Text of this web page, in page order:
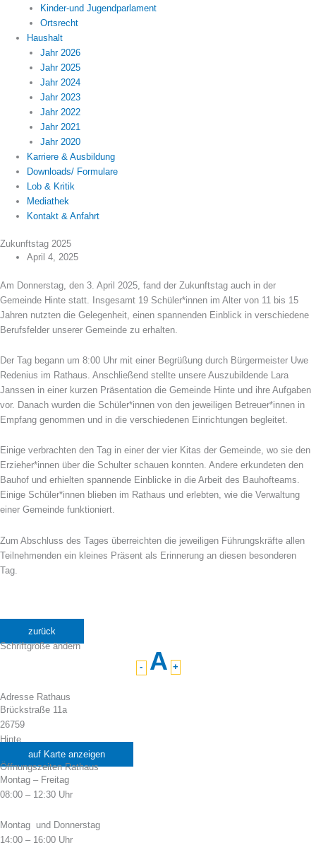
Kinder-und Jugendparlament
Ortsrecht
Haushalt
Jahr 2026
Jahr 2025
Jahr 2024
Jahr 2023
Jahr 2022
Jahr 2021
Jahr 2020
Karriere & Ausbildung
Downloads/ Formulare
Lob & Kritik
Mediathek
Kontakt & Anfahrt
Zukunftstag 2025
April 4, 2025
Am Donnerstag, den 3. April 2025, fand der Zukunftstag auch in der
Gemeinde Hinte statt. Insgesamt 19 Schüler*innen im Alter von 11 bis 15
Jahren nutzten die Gelegenheit, einen spannenden Einblick in verschiedene
Berufsfelder unserer Gemeinde zu erhalten.
Der Tag begann um 8:00 Uhr mit einer Begrüßung durch Bürgermeister Uwe
Redenius im Rathaus. Anschließend stellte unsere Auszubildende Lara
Janssen in einer kurzen Präsentation die Gemeinde Hinte und ihre Aufgaben
vor. Danach wurden die Schüler*innen von den jeweiligen Betreuer*innen in
Empfang genommen und in die verschiedenen Einrichtungen begleitet.
Einige verbrachten den Tag in einer der vier Kitas der Gemeinde, wo sie den
Erzieher*innen über die Schulter schauen konnten. Andere erkundeten den
Bauhof und erhielten spannende Einblicke in die Arbeit des Bauhofteams.
Einige Schüler*innen blieben im Rathaus und erlebten, wie die Verwaltung
einer Gemeinde funktioniert.
Zum Abschluss des Tages überreichten die jeweiligen Führungskräfte allen
Teilnehmenden ein kleines Präsent als Erinnerung an diesen besonderen
Tag.
zurück
Schriftgröße ändern
-
A +
Adresse Rathaus
Brückstraße 11a
26759
Hinte
auf Karte anzeigen
Öffnungszeiten Rathaus
Montag – Freitag
08:00 – 12:30 Uhr
Montag und Donnerstag
14:00 – 16:00 Uhr